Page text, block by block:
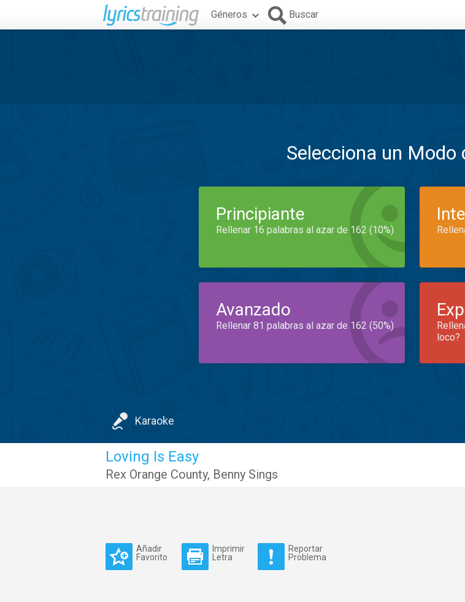
Géneros Buscar
Selecciona un Modo
Principiante
Rellenar 16 palabras al azar de 162 (10%)
Avanzado
Rellenar 81 palabras al azar de 162 (50%)
loco?
Karaoke
Loving Is Easy
Rex Orange County, Benny Sings
Añadir
Favorito
Imprimir
Letra
Reportar
Problema